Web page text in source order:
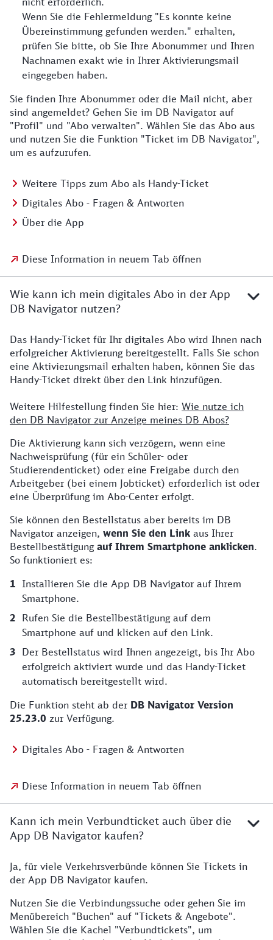
Wenn Sie die Fehlermeldung "Es konnte keine
Übereinstimmung gefunden werden." erhalten,
prüfen Sie bitte, ob Sie Ihre Abonummer und Ihren
Nachnamen exakt wie in Ihrer Aktivierungsmail
eingegeben haben.​
Sie finden Ihre Abonummer oder die Mail nicht, aber
sind angemeldet? Gehen Sie im DB Navigator auf
"Profil" und "Abo verwalten". Wählen Sie das Abo aus
und nutzen Sie die Funktion "Ticket im DB Navigator",
um es aufzurufen.
Weitere Tipps zum Abo als Handy-Ticket
Digitales Abo - Fragen & Antworten
Über die App
Diese Information in neuem Tab öffnen
Wie kann ich mein digitales Abo in der App
DB Navigator nutzen?
Das Handy-Ticket für Ihr digitales Abo wird Ihnen nach
erfolgreicher Aktivierung bereitgestellt. Falls Sie schon
eine Aktivierungsmail erhalten haben, können Sie das
Handy-Ticket direkt über den Link hinzufügen.
Weitere Hilfestellung finden Sie hier: Wie nutze ich
den DB Navigator zur Anzeige meines DB Abos?
Die Aktivierung kann sich verzögern, wenn eine
Nachweisprüfung (für ein Schüler- oder
Studierendenticket) oder eine Freigabe durch den
Arbeitgeber (bei einem Jobticket) erforderlich ist oder
eine Überprüfung im Abo-Center erfolgt.
Sie können den Bestellstatus aber bereits im DB
Navigator anzeigen, wenn Sie den Link aus Ihrer
Bestellbestätigung auf Ihrem Smartphone anklicken.
So funktioniert es:
Installieren Sie die App DB Navigator auf Ihrem
Smartphone.
Rufen Sie die Bestellbestätigung auf dem
Smartphone auf und klicken auf den Link.
Der Bestellstatus wird Ihnen angezeigt, bis Ihr Abo
erfolgreich aktiviert wurde und das Handy-Ticket
automatisch bereitgestellt wird.
Die Funktion steht ab der DB Navigator Version
25.23.0 zur Verfügung.
Digitales Abo - Fragen & Antworten
Diese Information in neuem Tab öffnen
Kann ich mein Verbundticket auch über die
App DB Navigator kaufen?
Ja, für viele Verkehrsverbünde können Sie Tickets in
der App DB Navigator kaufen.
Nutzen Sie die Verbindungssuche oder gehen Sie im
Menübereich "Buchen" auf "Tickets & Angebote".
Wählen Sie die Kachel "Verbundtickets", um